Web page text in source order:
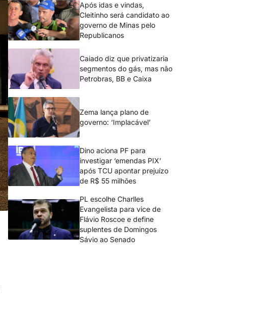
Após idas e vindas,
Cleitinho será candidato ao
governo de Minas pelo
Republicanos
Caiado diz que privatizaria
segmentos do gás, mas não
Petrobras, BB e Caixa
Zema lança plano de
governo: ‘Implacável’
Dino aciona PF para
investigar ‘emendas PIX’
após TCU apontar prejuízo
de R$ 55 milhões
PL escolhe Charlles
Evangelista para vice de
Flávio Roscoe e define
suplentes de Domingos
Sávio ao Senado